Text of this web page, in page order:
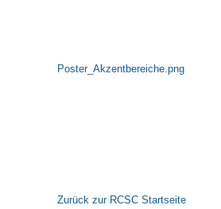
Poster_Akzentbereiche.png
Zurück zur RCSC Startseite